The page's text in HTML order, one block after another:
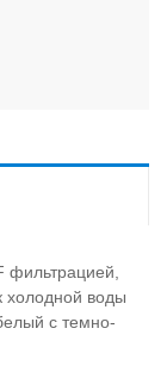
фильтрацией,
холодной воды
с темно-